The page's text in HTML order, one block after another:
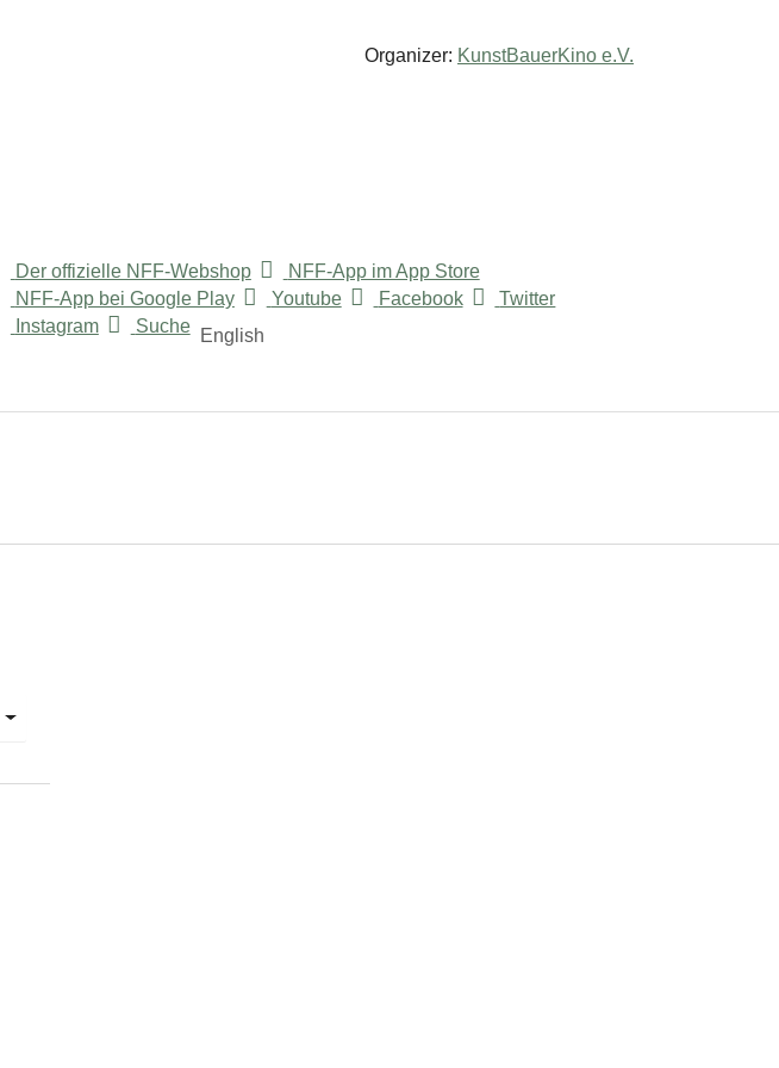
Organizer: KunstBauerKino e.V.
Der offizielle NFF-Webshop
NFF-App im App Store
NFF-App bei Google Play
Youtube Facebook
Twitter
Instagram
Suche English